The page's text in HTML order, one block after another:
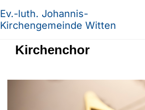
Ev.-luth. Johannis-
Kirchengemeinde Witten
Kirchenchor